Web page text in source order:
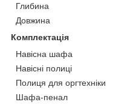
Глибина
Довжина
Комплектація
Навісна шафа
Навісні полиці
Полиця для оргтехніки
Шафа-пенал